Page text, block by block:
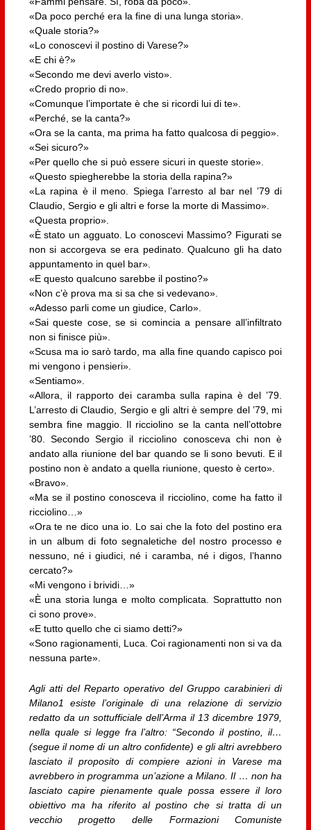
«Da poco perché era la fine di una lunga storia».
«Quale storia?»
«Lo conoscevi il postino di Varese?»
«E chi è?»
«Secondo me devi averlo visto».
«Credo proprio di no».
«Comunque l’importate è che si ricordi lui di te».
«Perché, se la canta?»
«Ora se la canta, ma prima ha fatto qualcosa di peggio».
«Sei sicuro?»
«Per quello che si può essere sicuri in queste storie».
«Questo spiegherebbe la storia della rapina?»
«La rapina è il meno. Spiega l’arresto al bar nel ’79 di
Claudio, Sergio e gli altri e forse la morte di Massimo».
«Questa proprio».
«È stato un agguato. Lo conoscevi Massimo? Figurati se
non si accorgeva se era pedinato. Qualcuno gli ha dato
appuntamento in quel bar».
«E questo qualcuno sarebbe il postino?»
«Non c’è prova ma si sa che si vedevano».
«Adesso parli come un giudice, Carlo».
«Sai queste cose, se si comincia a pensare all’infiltrato
non si finisce più».
«Scusa ma io sarò tardo, ma alla fine quando capisco poi
mi vengono i pensieri».
«Sentiamo».
«Allora, il rapporto dei caramba sulla rapina è del ’79.
L’arresto di Claudio, Sergio e gli altri è sempre del ’79, mi
sembra fine maggio. Il ricciolino se la canta nell’ottobre
’80. Secondo Sergio il ricciolino conosceva chi non è
andato alla riunione del bar quando se li sono bevuti. E il
postino non è andato a quella riunione, questo è certo».
«Bravo».
«Ma se il postino conosceva il ricciolino, come ha fatto il
ricciolino…»
«Ora te ne dico una io. Lo sai che la foto del postino era
in un album di foto segnaletiche del nostro processo e
nessuno, né i giudici, né i caramba, né i digos, l’hanno
cercato?»
«Mi vengono i brividi…»
«È una storia lunga e molto complicata. Soprattutto non
ci sono prove».
«E tutto quello che ci siamo detti?»
«Sono ragionamenti, Luca. Coi ragionamenti non si va da
nessuna parte».
Agli atti del Reparto operativo del Gruppo carabinieri di
Milano1 esiste l’originale di una relazione di servizio
redatto da un sottufficiale dell’Arma il 13 dicembre 1979,
nella quale si legge fra l’altro: “Secondo il postino, il…
(segue il nome di un altro confidente) e gli altri avrebbero
lasciato il proposito di compiere azioni in Varese ma
avrebbero in programma un’azione a Milano. Il … non ha
lasciato capire pienamente quale possa essere il loro
obiettivo ma ha riferito al postino che si tratta di un
vecchio progetto delle Formazioni Comuniste